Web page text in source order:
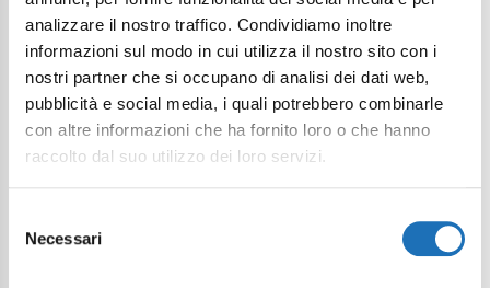
analizzare il nostro traffico. Condividiamo inoltre
informazioni sul modo in cui utilizza il nostro sito con i
nostri partner che si occupano di analisi dei dati web,
pubblicità e social media, i quali potrebbero combinarle
con altre informazioni che ha fornito loro o che hanno
raccolto dal suo utilizzo dei loro servizi.
delNecessari
Il tuo viaggio digitale dentro Cesenatico